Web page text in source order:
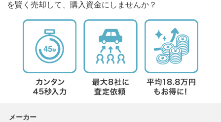
を賢く売却して、購入資金にしませんか？
メーカー